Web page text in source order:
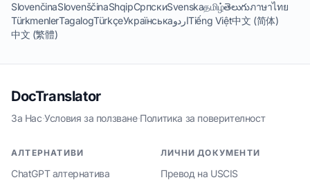
SlovenčinaSlovenščinaShqipСрпскиSvenskaதமிழ்తెలుగుภาษาไทย
TürkmenlerTagalogTürkçeУкраїнськаاردوTiếng Việt中文 (简体)
中文 (繁體)
DocTranslator
За Нас·Условия за ползване·Политика за поверителност
АЛТЕРНАТИВИ
ChatGPT алтернатива
ЛИЧНИ ДОКУМЕНТИ
Превод на USCIS